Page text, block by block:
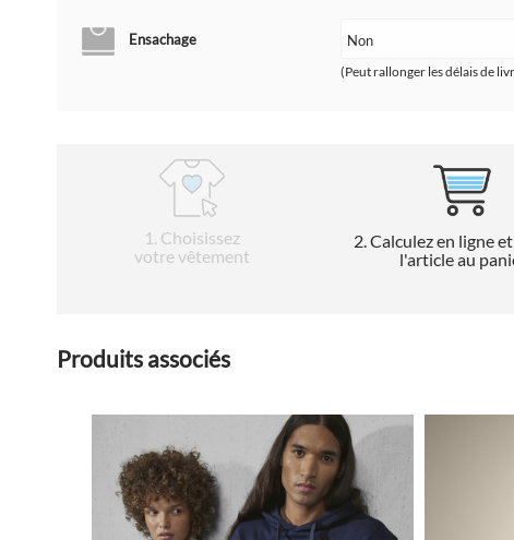
Ensachage
(Peut rallonger les délais de
1 . Choisissez
votre vêtement
2. Calculez en ligne
l'article au
Produits associés